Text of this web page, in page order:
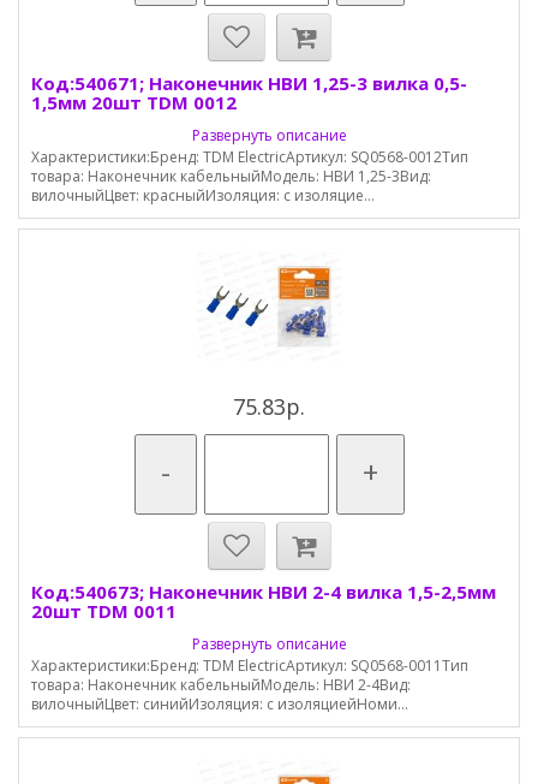
Код:540671; Наконечник НВИ 1,25-3 вилка 0,5-
1,5мм 20шт TDM 0012
Развернуть описание
Характеристики:Бренд: TDM ElectricАртикул: SQ0568-0012Тип
товара: Наконечник кабельныйМодель: НВИ 1,25-3Вид:
вилочныйЦвет: красныйИзоляция: с изоляцие...
75.83р.
- +
Код:540673; Наконечник НВИ 2-4 вилка 1,5-2,5мм
20шт TDM 0011
Развернуть описание
Характеристики:Бренд: TDM ElectricАртикул: SQ0568-0011Тип
товара: Наконечник кабельныйМодель: НВИ 2-4Вид:
вилочныйЦвет: синийИзоляция: с изоляциейНоми...